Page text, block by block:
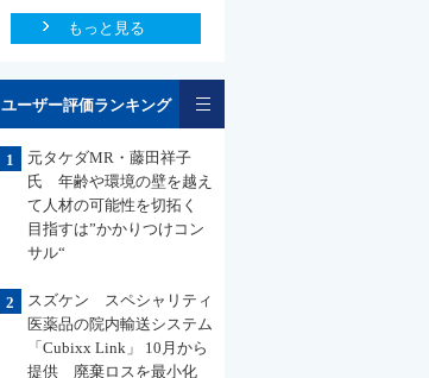
もっと見る
ユーザー評価ランキング
1
元タケダMR・藤田祥子
氏 年齢や環境の壁を越え
て人材の可能性を切拓く
目指すは”かかりつけコン
サル“
2
スズケン スペシャリティ
医薬品の院内輸送システム
「Cubixx Link」 10月から
提供 廃棄ロスを最小化